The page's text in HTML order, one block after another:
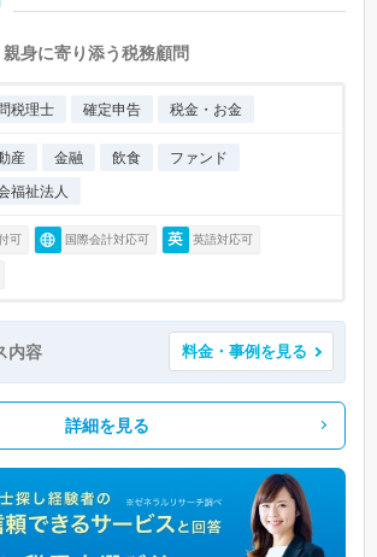
身に寄り添う税務顧問
税理士 確定申告 税金・お金
産 金融 飲食
ファンド
福祉法人
可 国際会計対応可 英語対応可
内容 料金・事例を見る
詳細を見る